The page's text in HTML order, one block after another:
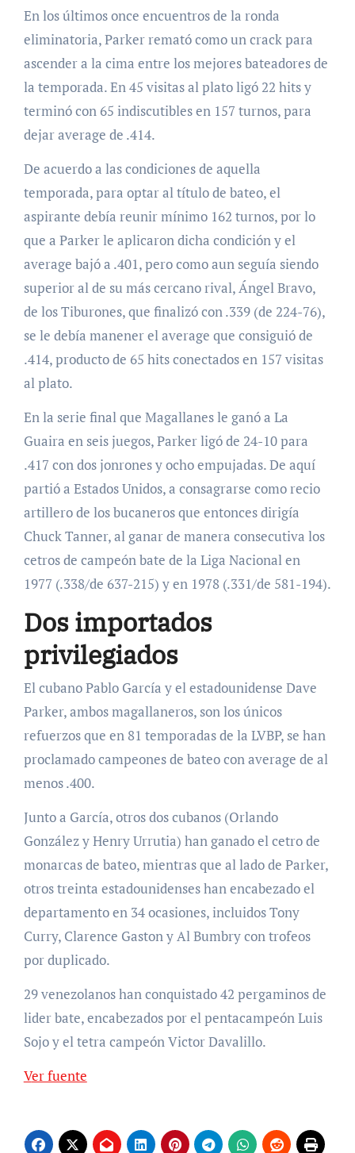
En los últimos once encuentros de la ronda
eliminatoria, Parker remató como un crack para
ascender a la cima entre los mejores bateadores de
la temporada. En 45 visitas al plato ligó 22 hits y
terminó con 65 indiscutibles en 157 turnos, para
dejar average de .414.
De acuerdo a las condiciones de aquella
temporada, para optar al título de bateo, el
aspirante debía reunir mínimo 162 turnos, por lo
que a Parker le aplicaron dicha condición y el
average bajó a .401, pero como aun seguía siendo
superior al de su más cercano rival, Ángel Bravo,
de los Tiburones, que finalizó con .339 (de 224-76),
se le debía manener el average que consiguió de
.414, producto de 65 hits conectados en 157 visitas
al plato.
En la serie final que Magallanes le ganó a La
Guaira en seis juegos, Parker ligó de 24-10 para
.417 con dos jonrones y ocho empujadas. De aquí
partió a Estados Unidos, a consagrarse como recio
artillero de los bucaneros que entonces dirigía
Chuck Tanner, al ganar de manera consecutiva los
cetros de campeón bate de la Liga Nacional en
1977 (.338/de 637-215) y en 1978 (.331/de 581-194).
Dos importados
privilegiados
El cubano Pablo García y el estadounidense Dave
Parker, ambos magallaneros, son los únicos
refuerzos que en 81 temporadas de la LVBP, se han
proclamado campeones de bateo con average de al
menos .400.
Junto a García, otros dos cubanos (Orlando
González y Henry Urrutia) han ganado el cetro de
monarcas de bateo, mientras que al lado de Parker,
otros treinta estadounidenses han encabezado el
departamento en 34 ocasiones, incluidos Tony
Curry, Clarence Gaston y Al Bumbry con trofeos
por duplicado.
29 venezolanos han conquistado 42 pergaminos de
lider bate, encabezados por el pentacampeón Luis
Sojo y el tetra campeón Victor Davalillo.
Ver fuente